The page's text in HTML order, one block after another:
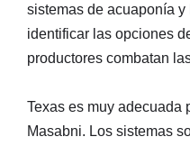
sistemas de acuaponía
identificar las opciones
productores combatan
Texas es muy adecuada
Masabni. Los sistemas